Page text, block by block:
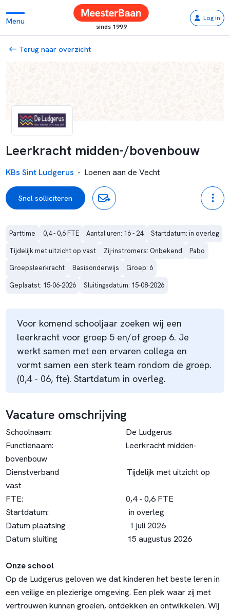
Menu
sinds 1999
Log in
Terug naar overzicht
Leerkracht midden-/bovenbouw
KBs Sint Ludgerus - Loenen aan de Vecht
Snel solliciteren
Parttime 0,4 - 0,6 FTE Aantal uren: 16 - 24
Startdatum: in overleg
Tijdelijk met uitzicht op vast
Zij-instromers: Onbekend
Pabo
Groepsleerkracht
Basisonderwijs
Groep: 6
Geplaatst: 15-06-2026
Sluitingsdatum: 15-08-2026
Voor komend schooljaar zoeken wij een
leerkracht voor groep 5 en/of groep 6. Je
werkt samen met een ervaren collega en
vormt samen een sterk team rondom de groep.
(0,4 - 06, fte). Startdatum in overleg.
Vacature omschrijving
Schoolnaam: De Ludgerus
Functienaam: Leerkracht midden-
bovenbouw
Dienstverband Tijdelijk met uitzicht op
vast
FTE: 0,4 - 0,6 FTE
Startdatum: in overleg
Datum plaatsing 1 juli 2026
Datum sluiting 15 augustus 2026
Onze school
Op de Ludgerus geloven we dat kinderen het beste leren in
een veilige en plezierige omgeving. Een plek waar zij met
vertrouwen kunnen groeien, ontdekken en ontwikkelen. Wij